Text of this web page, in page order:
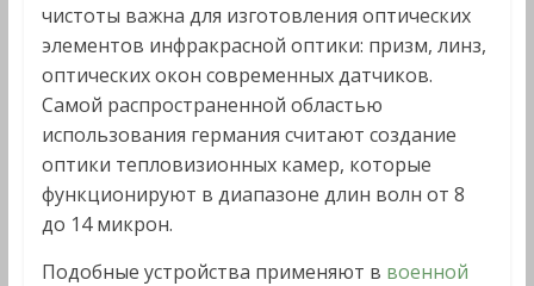
чистоты важна для изготовления оптических
элементов инфракрасной оптики: призм, линз,
оптических окон современных датчиков.
Самой распространенной областью
использования германия считают создание
оптики тепловизионных камер, которые
функционируют в диапазоне длин волн от 8
до 14 микрон.
Подобные устройства применяют в военной